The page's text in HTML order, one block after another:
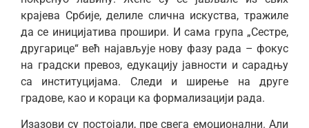
крајева Србије, делиле слична искуства, тражиле
да се иницијатива прошири. И сама група „Сестре,
другарице“ већ најављује нову фазу рада – фокус
на градски превоз, едукацију јавности и сарадњу
са институцијама. Следи и ширење на друге
градове, као и кораци ка формализацији рада.
Изазови су постојали, пре свега емоционални. Али